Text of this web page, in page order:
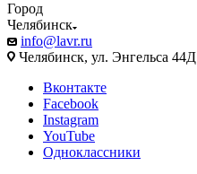
Город
Челябинск
info@lavr.ru
Челябинск, ул. Энгельса 44Д
Вконтакте
Facebook
Instagram
YouTube
Одноклассники